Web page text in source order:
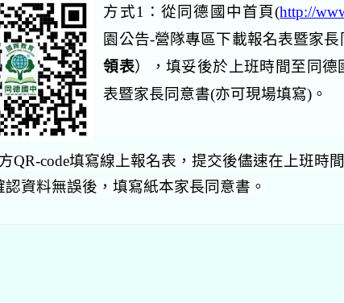
方式1：從同德國中首頁(http://
園公告-營隊專區下載報名表暨家長
領表） ，填妥後於上班時間至同德
表暨家長同意書(亦可現場填寫)。
QR-code填寫線上報名表，提交後儘速在上班時
資料無誤後，填寫紙本家長同意書。